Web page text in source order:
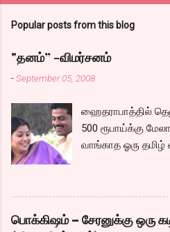
Popular posts from this blog
"தனம்” -விமர்சனம்
-September 05, 2008
ஹைதராபாத்தில்
500 ரூபாய்க்கு
வாங்காத ஓரு தமிழ்
அமைந்தது? என்ற
தன்னுடய இடுப்பை
சும்மா, சுத்தி, சுத்தி
பொக்கிஷம் – சேரனுக்கு ஒரு